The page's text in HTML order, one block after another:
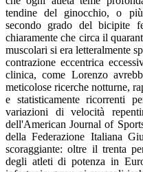
tendine del ginocchio, o
secondo grado del bicipite
chiaramente che circa il
muscolari si era letteralmente
contrazione eccentrica
clinica, come Lorenzo
meticolose ricerche notturne,
e statisticamente ricorrenti
variazioni di velocità
dell'American Journal of
della Federazione Italiana
scoraggiante: oltre il trenta
degli atleti di potenza in